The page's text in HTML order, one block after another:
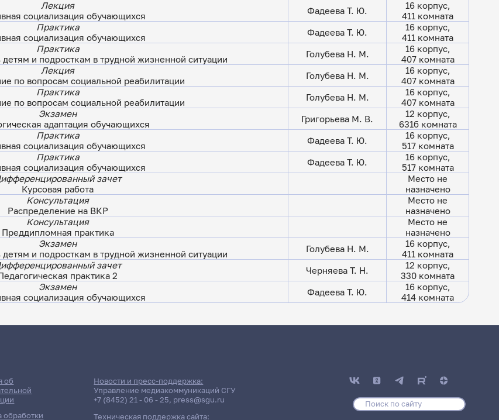
Лекция
социализация обучающихся
Фадеева Т. Ю.
16 корпус,
411 комната
Практика
социализация обучающихся
Фадеева Т. Ю.
16 корпус,
411 комната
Практика
и подросткам в трудной жизненной ситуации
Голубева Н. М.
16 корпус,
407 комната
Лекция
по вопросам социальной реабилитации
Голубева Н. М.
16 корпус,
407 комната
Практика
по вопросам социальной реабилитации
Голубева Н. М.
16 корпус,
407 комната
Экзамен
адаптация обучающихся
Григорьева М. В.
12 корпус,
631б комната
Практика
социализация обучающихся
Фадеева Т. Ю.
16 корпус,
517 комната
Практика
социализация обучающихся
Фадеева Т. Ю.
16 корпус,
517 комната
зачет
Курсовая работа
Место не
назначено
Консультация
Распределение на ВКР
Место не
назначено
Консультация
Преддипломная практика
Место не
назначено
Экзамен
и подросткам в трудной жизненной ситуации
Голубева Н. М.
16 корпус,
411 комната
зачет
практика 2
Черняева Т. Н.
12 корпус,
330 комната
Экзамен
социализация обучающихся
Фадеева Т. Ю.
16 корпус,
414 комната
Факультет психолого-педагогического и
образования (ПИ)
об
обработки
Новости и пресс-поддержка:
Управление медиакоммуникаций СГУ
+7 (8452) 21 - 06 - 25, press@sgu.ru
Техническая поддержка сайта: